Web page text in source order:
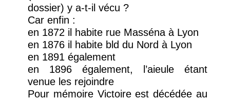
dossier) y a-t-il vécu ?
Car enfin :
en 1872 il habite rue Masséna à Lyon
en 1876 il habite bld du Nord à Lyon
en 1891 également
en 1896 également, l’aieule étant
venue les rejoindre
Pour mémoire Victoire est décédée au